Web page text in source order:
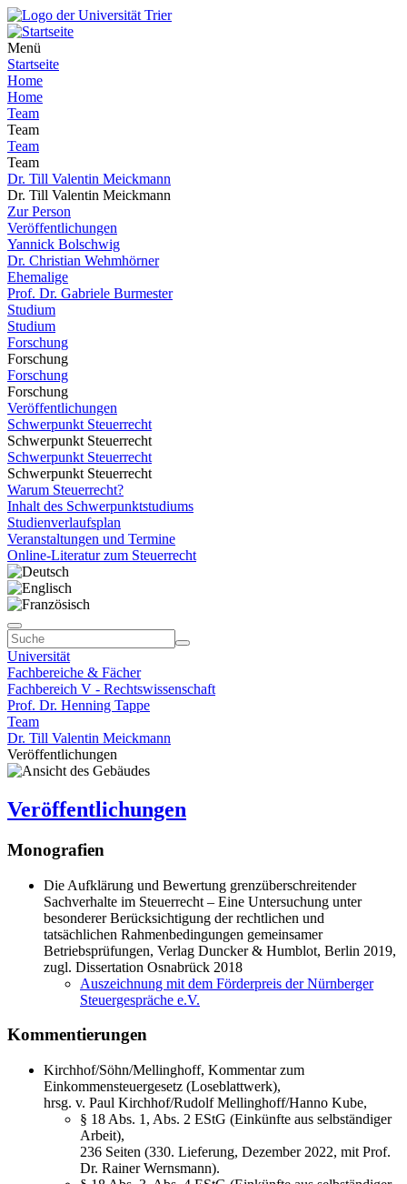
Menü
Startseite
Home
Home
Team
Team
Team
Team
Dr. Till Valentin Meickmann
Dr. Till Valentin Meickmann
Zur Person
Veröffentlichungen
Yannick Bolschwig
Dr. Christian Wehmhörner
Ehemalige
Prof. Dr. Gabriele Burmester
Studium
Studium
Forschung
Forschung
Forschung
Forschung
Veröffentlichungen
Schwerpunkt Steuerrecht
Schwerpunkt Steuerrecht
Schwerpunkt Steuerrecht
Schwerpunkt Steuerrecht
Warum Steuerrecht?
Inhalt des Schwerpunktstudiums
Studienverlaufsplan
Veranstaltungen und Termine
Online-Literatur zum Steuerrecht
Universität
Fachbereiche & Fächer
Fachbereich V - Rechtswissenschaft
Prof. Dr. Henning Tappe
Team
Dr. Till Valentin Meickmann
Veröffentlichungen
Veröffentlichungen
Monografien
Die Aufklärung und Bewertung grenzüberschreitender
Sachverhalte im Steuerrecht – Eine Untersuchung unter
besonderer Berücksichtigung der rechtlichen und
tatsächlichen Rahmenbedingungen gemeinsamer
Betriebsprüfungen, Verlag Duncker & Humblot, Berlin 2019,
zugl. Dissertation Osnabrück 2018
Auszeichnung mit dem Förderpreis der Nürnberger
Steuergespräche e.V.
Kommentierungen
Kirchhof/Söhn/Mellinghoff, Kommentar zum
Einkommensteuergesetz (Loseblattwerk),
hrsg. v. Paul Kirchhof/Rudolf Mellinghoff/Hanno Kube,
§ 18 Abs. 1, Abs. 2 EStG (Einkünfte aus selbständiger
Arbeit),
236 Seiten (330. Lieferung, Dezember 2022, mit Prof.
Dr. Rainer Wernsmann).